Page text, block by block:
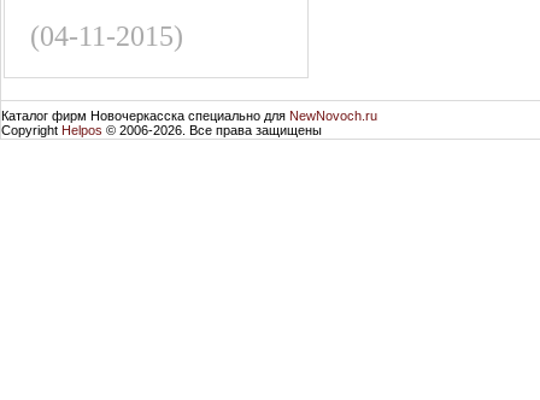
(04-11-2015)
Каталог фирм Новочеркасска специально для NewNovoch.ru
Copyright Helpos © 2006-2026. Все права защищены